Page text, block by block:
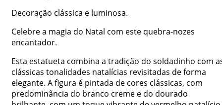
Decoração clássica e luminosa.
Celebre a magia do Natal com este quebra-nozes
encantador.
Esta estatueta combina a tradição do soldadinho com
clássicas tonalidades natalícias revisitadas de forma
elegante. A figura é pintada de cores clássicas, com
predominância do branco creme e do dourado